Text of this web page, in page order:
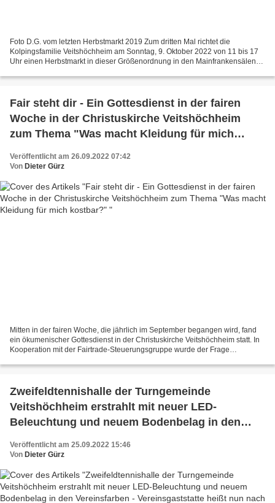
Foto D.G. vom letzten Herbstmarkt 2019 Zum dritten Mal richtet die
Kolpingsfamilie Veitshöchheim am Sonntag, 9. Oktober 2022 von 11 bis 17
Uhr einen Herbstmarkt in dieser Größenordnung in den Mainfrankensälen
Fair steht dir - Ein Gottesdienst in der fairen
Woche in der Christuskirche Veitshöchheim
zum Thema "Was macht Kleidung für mich
Veröffentlicht am 26.09.2022 07:42
Von Dieter Gürz
Mitten in der fairen Woche, die jährlich im September begangen wird, fand
ein ökumenischer Gottesdienst in der Christuskirche Veitshöchheim statt. In
Kooperation mit der Fairtrade-Steuerungsgruppe wurde der Frage
Zweifeldtennishalle der Turngemeinde
Veitshöchheim erstrahlt mit neuer LED-
Beleuchtung und neuem Bodenbelag in den
Veröffentlicht am 25.09.2022 15:46
Von Dieter Gürz